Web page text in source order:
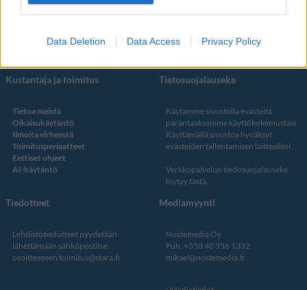
Data Deletion Data Access Privacy Policy
Instagram
Kustantaja ja toimitus
Tietoa meistä
Oikaisukäytäntö
Ilmoita virheestä
Toimitusperiaatteet
Eettiset ohjeet
AI-käytäntö
Tietosuojalauseke
Käytämme sivustolla evästeitä
parantaaksemme käyttökokemustasi.
Käyttämällä sivustoa hyväksyt
evästeiden tallentamisen laitteellesi.
Verkkopalvelun tiedosuojalauseke
löytyy tästä
Tiedotteet
Lehdistötiedotteet pyydetään
lähettämään sähköpostitse
osoitteeseen toimitus@stara.fi
Mediamyynti
Nostemedia Oy
Puh. +358 40 356 1332
mikael@nostemedia.fi